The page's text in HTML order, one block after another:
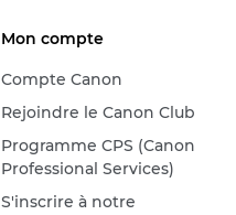
Mon compte
Compte Canon
Rejoindre le Canon Club
Programme CPS (Canon
Professional Services)
S'inscrire à notre